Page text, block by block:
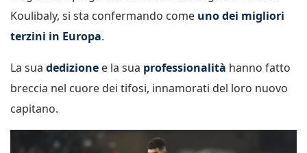
Koulibaly, si sta confermando come uno dei migliori
terzini in Europa.
La sua dedizione e la sua professionalità hanno fatto
breccia nel cuore dei tifosi, innamorati del loro nuovo
capitano.